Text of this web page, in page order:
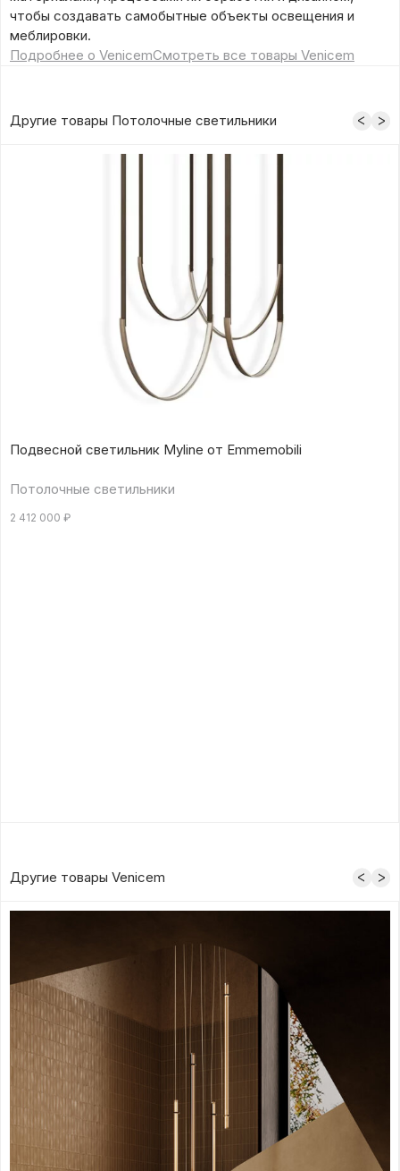
чтобы создавать самобытные объекты освещения и
меблировки.
Подробнее о VenicemСмотреть все товары Venicem
Другие товары Потолочные светильники
Подвесной светильник Myline от Emmemobili
Потолочные светильники
2 412 000 ₽
Другие товары Venicem